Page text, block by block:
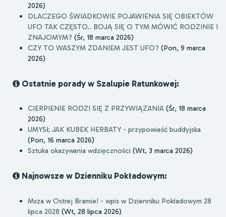
2026)
DLACZEGO ŚWIADKOWIE POJAWIENIA SIĘ OBIEKTÓW
UFO TAK CZĘSTO.. BOJĄ SIĘ O TYM MÓWIĆ RODZINIE I
ZNAJOMYM? (Śr, 18 marca 2026)
CZY TO WASZYM ZDANIEM JEST UFO? (Pon, 9 marca
2026)
Ostatnie porady w Szalupie Ratunkowej:
CIERPIENIE RODZI SIĘ Z PRZYWIĄZANIA (Śr, 18 marca
2026)
UMYSŁ JAK KUBEK HERBATY - przypowieść buddyjska
(Pon, 16 marca 2026)
Sztuka okazywania wdzięczności (Wt, 3 marca 2026)
Najnowsze w Dzienniku Pokładowym:
Msza w Ostrej Bramie! - wpis w Dzienniku Pokładowym 28
lipca 2028 (Wt, 28 lipca 2026)